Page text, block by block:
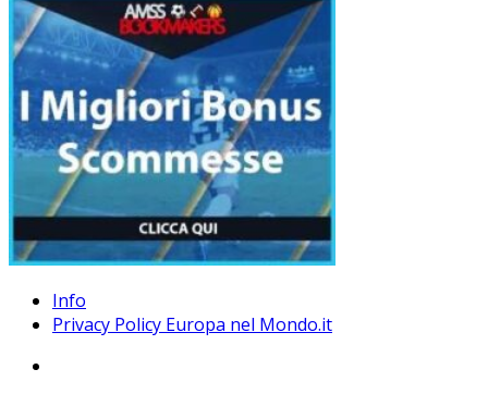
Info
Privacy Policy Europa nel Mondo.it